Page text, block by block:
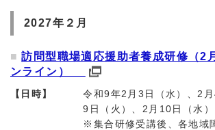
2027年２月
訪問型職場適応援助者養成研修（2
ンライン）
【日時】
令和9年2月3日（水）、2
9日（火）、2月10日（水）
※集合研修受講後、各地域